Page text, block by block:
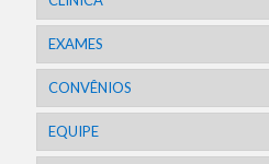
EXAMES
CONVÊNIOS
EQUIPE